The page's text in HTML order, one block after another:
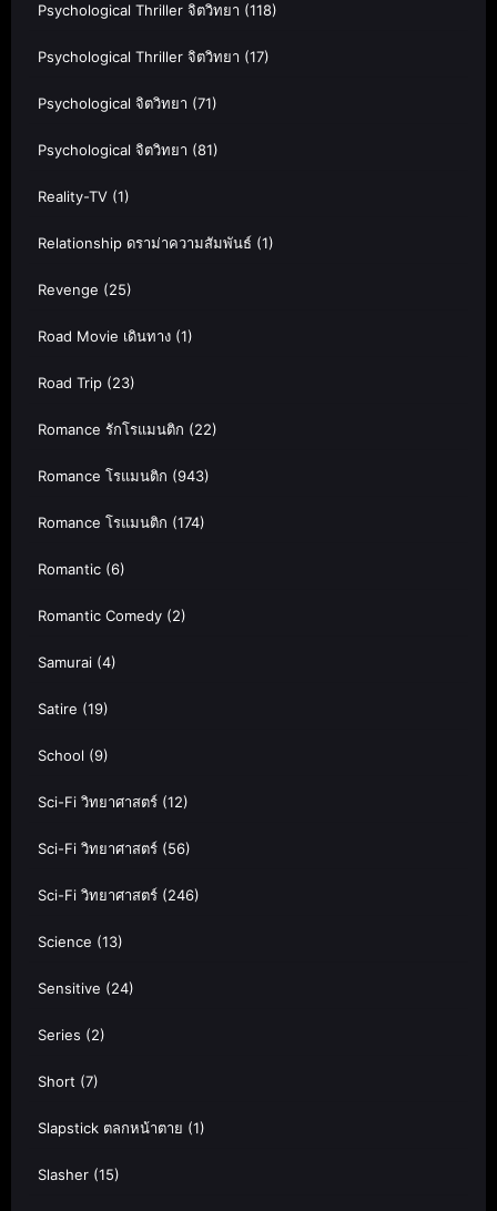
Psychological Thriller จิตวิทยา (118)
Psychological Thriller จิตวิทยา (17)
Psychological จิตวิทยา (71)
Psychological จิตวิทยา (81)
Reality-TV (1)
Relationship ดราม่าความสัมพันธ์ (1)
Revenge (25)
Road Movie เดินทาง (1)
Road Trip (23)
Romance รักโรแมนติก (22)
Romance โรแมนติก (943)
Romance โรแมนติก (174)
Romantic (6)
Romantic Comedy (2)
Samurai (4)
Satire (19)
School (9)
Sci-Fi วิทยาศาสตร์ (12)
Sci-Fi วิทยาศาสตร์ (56)
Sci-Fi วิทยาศาสตร์ (246)
Science (13)
Sensitive (24)
Series (2)
Short (7)
Slapstick ตลกหน้าตาย (1)
Slasher (15)